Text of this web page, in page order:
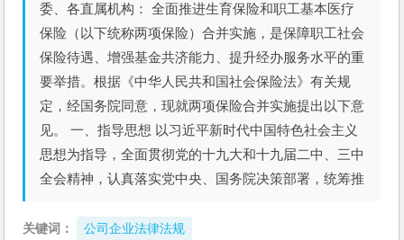
委、各直属机构： 全面推进生育保险和职工基本医疗
保险（以下统称两项保险）合并实施，是保障职工社会
保险待遇、增强基金共济能力、提升经办服务水平的重
要举措。根据《中华人民共和国社会保险法》有关规
定，经国务院同意，现就两项保险合并实施提出以下意
见。 一、指导思想 以习近平新时代中国特色社会主义
思想为指导，全面贯彻党的十九大和十九届二中、三中
全会精神，认真落实党中央、国务院决策部署，统筹推
关键词： 公司企业法律法规